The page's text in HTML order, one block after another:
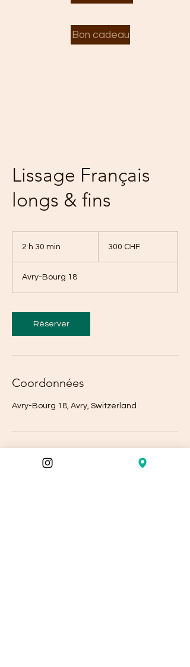
Bon cadeau
Lissage Français
longs & fins
2 h 30 min
0
m
n
suisses
300 CHF
Avry-Bourg 18
Réserver
Coordonnées
Avry-Bourg 18, Avry, Switzerland